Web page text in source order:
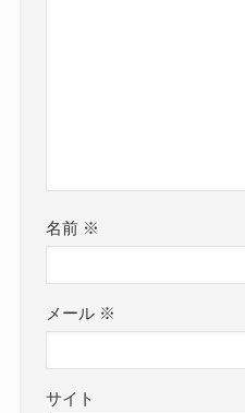
名前 ※
メール ※
サイト